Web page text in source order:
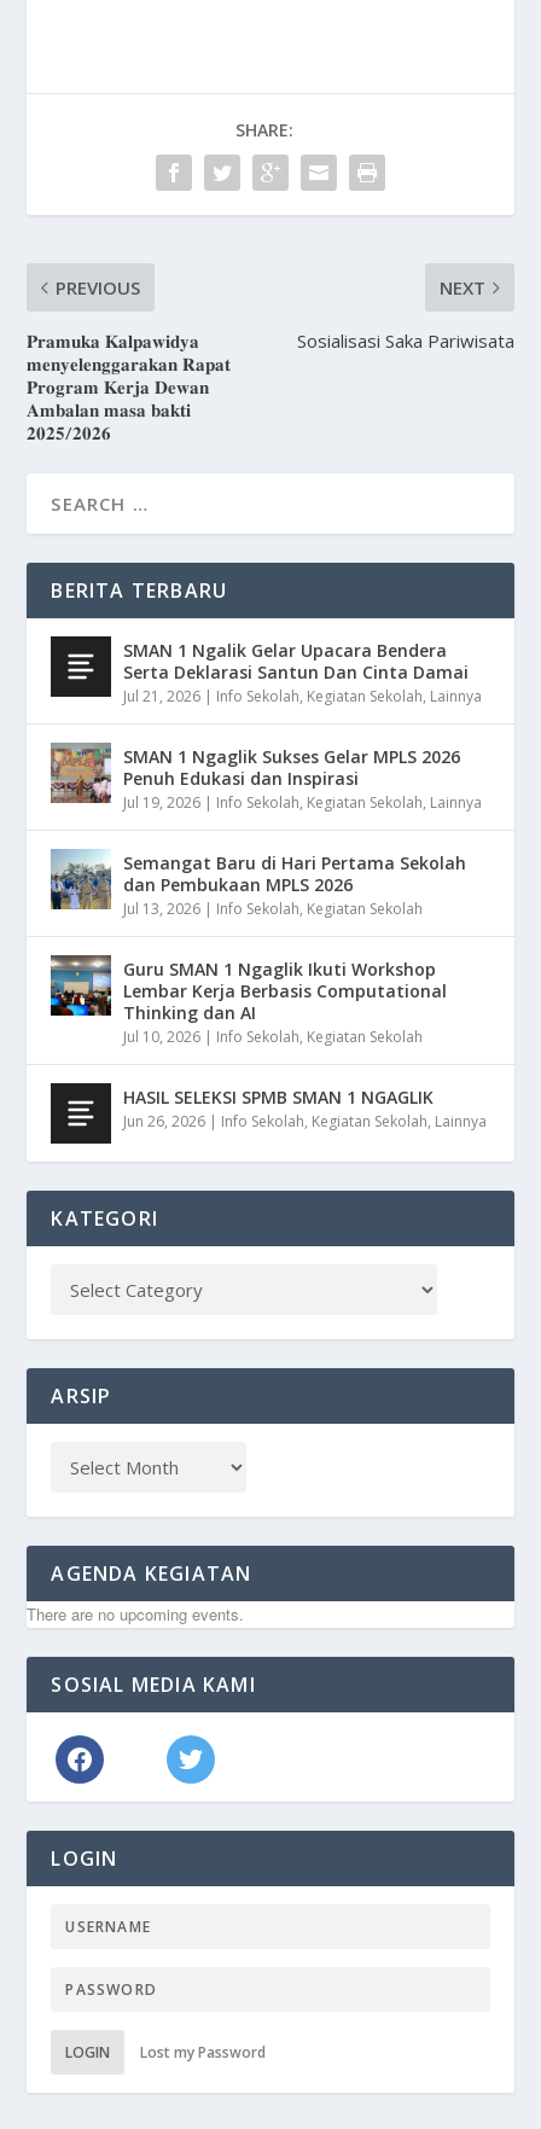
SHARE:
PREVIOUS
𝐏𝐫𝐚𝐦𝐮𝐤𝐚 𝐊𝐚𝐥𝐩𝐚𝐰𝐢𝐝𝐲𝐚
𝐦𝐞𝐧𝐲𝐞𝐥𝐞𝐧𝐠𝐠𝐚𝐫𝐚𝐤𝐚𝐧 𝐑𝐚𝐩𝐚𝐭
𝐏𝐫𝐨𝐠𝐫𝐚𝐦 𝐊𝐞𝐫𝐣𝐚 𝐃𝐞𝐰𝐚𝐧
𝐀𝐦𝐛𝐚𝐥𝐚𝐧 𝐦𝐚𝐬𝐚 𝐛𝐚𝐤𝐭𝐢
𝟐𝟎𝟐𝟓/𝟐𝟎𝟐𝟔
NEXT
Sosialisasi Saka Pariwisata
BERITA TERBARU
SMAN 1 Ngalik Gelar Upacara Bendera
Serta Deklarasi Santun Dan Cinta Damai
Jul 21, 2026 | Info Sekolah, Kegiatan Sekolah, Lainnya
SMAN 1 Ngaglik Sukses Gelar MPLS 2026
Penuh Edukasi dan Inspirasi
Jul 19, 2026 | Info Sekolah, Kegiatan Sekolah, Lainnya
Semangat Baru di Hari Pertama Sekolah
dan Pembukaan MPLS 2026
Jul 13, 2026 | Info Sekolah, Kegiatan Sekolah
Guru SMAN 1 Ngaglik Ikuti Workshop
Lembar Kerja Berbasis Computational
Thinking dan AI
Jul 10, 2026 | Info Sekolah, Kegiatan Sekolah
HASIL SELEKSI SPMB SMAN 1 NGAGLIK
Jun 26, 2026 | Info Sekolah, Kegiatan Sekolah, Lainnya
KATEGORI
ARSIP
AGENDA KEGIATAN
There are no upcoming events.
SOSIAL MEDIA KAMI
LOGIN
LOGIN Lost my Password